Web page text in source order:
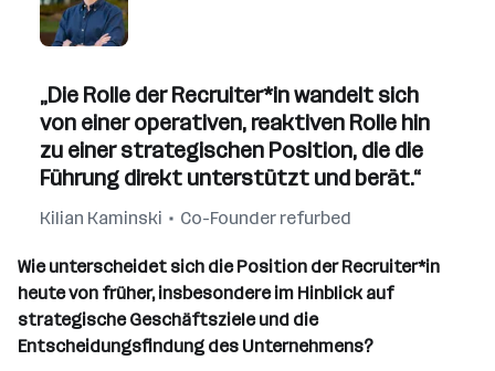
auch für Unternehmen? Liegt die Bildung von
Arbeitnehmer*innen oder auch von
Führungskräften?
„Die Rolle der Recruiter*in wandelt sich
von einer operativen, reaktiven Rolle hin
zu einer strategischen Position, die die
Führung direkt unterstützt und berät.“
Kilian Kaminski Co-Founder refurbed
Wie unterscheidet sich die Position der Recruiter*in
heute von früher, insbesondere im Hinblick auf
strategische Geschäftsziele und die
Entscheidungsfindung des Unternehmens?